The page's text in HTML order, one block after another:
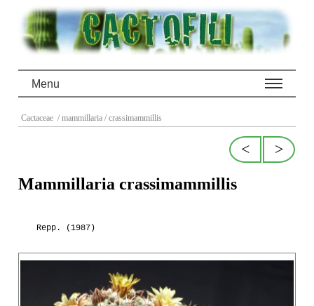
Menu
Cactaceae / mammillaria / crassimammillis
>
<
Mammillaria crassimammillis
Repp. (1987)